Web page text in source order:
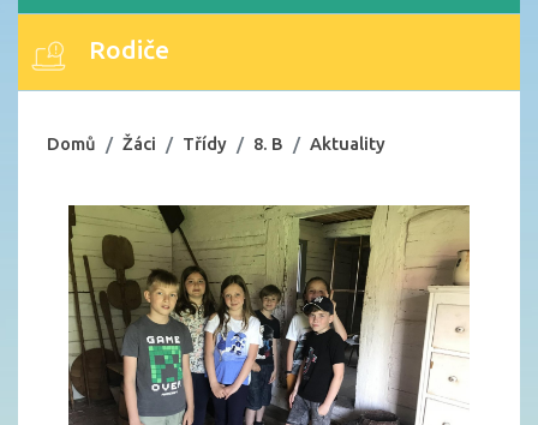
Rodiče
Domů Žáci Třídy 8. B Aktuality